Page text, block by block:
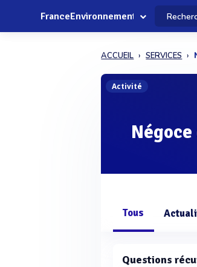
FranceEnvironnement
ACCUEIL SERVICES
Activité
Tous
Questions